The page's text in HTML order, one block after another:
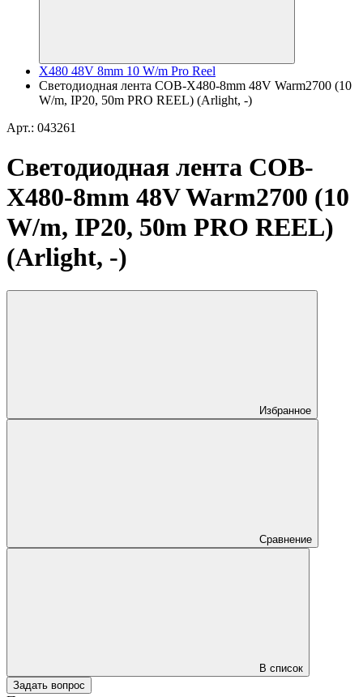
X480 48V 8mm 10 W/m Pro Reel
Светодиодная лента COB-X480-8mm 48V Warm2700 (10
W/m, IP20, 50m PRO REEL) (Arlight, -)
Арт.: 043261
Светодиодная лента COB-
X480-8mm 48V Warm2700 (10
W/m, IP20, 50m PRO REEL)
(Arlight, -)
Избранное
Сравнение
В список
Задать вопрос